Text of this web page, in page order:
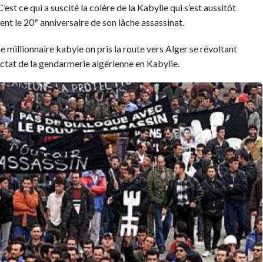
ce qui a suscité la colère de la Kabylie qui s’est aussitôt
le 20e anniversaire de son lâche assassinat.
millionnaire kabyle on pris la route vers Alger se révoltant
de la gendarmerie algérienne en Kabylie.